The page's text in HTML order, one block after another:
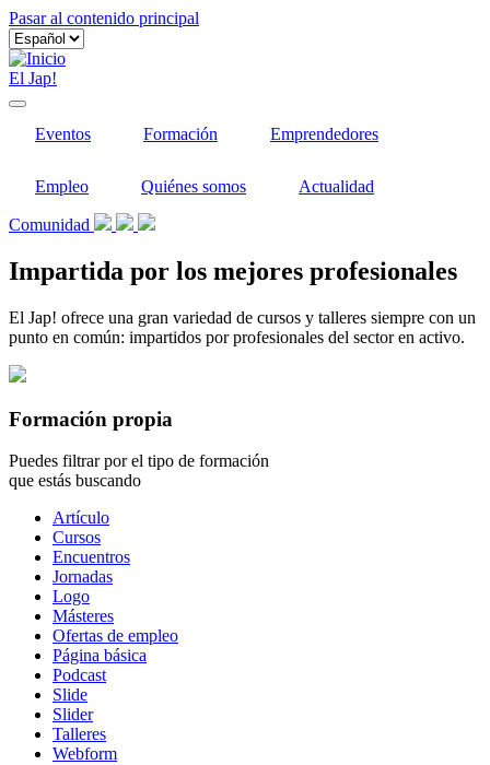
Pasar al contenido principal
El Jap!
Eventos Formación Emprendedores
Empleo Quiénes somos Actualidad
Comunidad
Impartida por los mejores profesionales
El Jap! ofrece una gran variedad de cursos y talleres siempre con un
punto en común: impartidos por profesionales del sector en activo.
Formación propia
Puedes filtrar por el tipo de formación
que estás buscando
Tipo
contenido
Artículo
Cursos
Encuentros
Jornadas
Logo
Másteres
Ofertas de empleo
Página básica
Podcast
Slide
Slider
Talleres
Webform